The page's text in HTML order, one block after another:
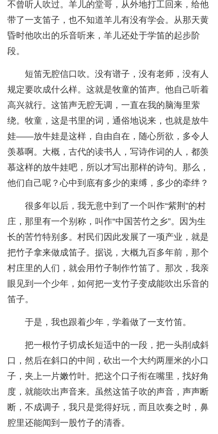
不曾听人吹过。羊儿的堂哥，从外地打工回来，给他
带了一支笛子，也不知道羊儿有没有学会。从那天黄
昏时他吹出的乐音听来，羊儿还处于学笛的起步阶
段。
短笛无腔信口吹。没有谱子，没有老师，没有人
规定要吹成什么样。这就是牧童的笛声。他自己听着
高兴就行。这笛声无腔无调，一直在我的脑海里萦
绕。牧童，这是书里的词，通俗地说来，也就是放牛
娃——放牛娃是这样，自由自在，随心所欲，多令人
羡慕啊。大概，古代的读书人，写诗作词的人，都羡
慕这样的放牛娃吧，所以才写出那样的诗句。那么，
他们自己呢？心中到底有多少的束缚，多少的牵绊？
很多年以后，我无意中到了一个叫作“紫荆”的村
庄，那里有一个别称，叫作“中国苦竹之乡”。因为生
长的苦竹特别多。村民们因此发展了一项产业，就是
把竹子拿来做成笛子。据说，大概九百多年前，那个
村庄里的人们，就会用竹子制作竹笛了。那次，我亲
眼见到一个少年，如何把一支竹子变成能吹出乐音的
笛子。
于是，我也跟着少年，学着做了一支竹笛。
把一根竹子切成长短适中的一段，把一头削成斜
口，然后在斜口的中间，砍出一个大约两厘米的小口
子，夹上一片嫩竹叶。把这个口子衔在嘴里，找好角
度，就能吹出声音来。虽然这笛子吹的声音，声声断
断，不成调子，我只是觉得好玩，而且吹奏之时，鼻
腔里还能闻到一股竹子的清香。